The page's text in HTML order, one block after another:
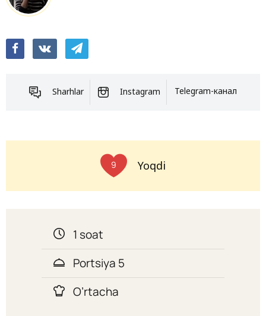
Sharhlar Instagram Telegram-канал
9 Yoqdi
1 soat
Portsiya 5
O’rtacha